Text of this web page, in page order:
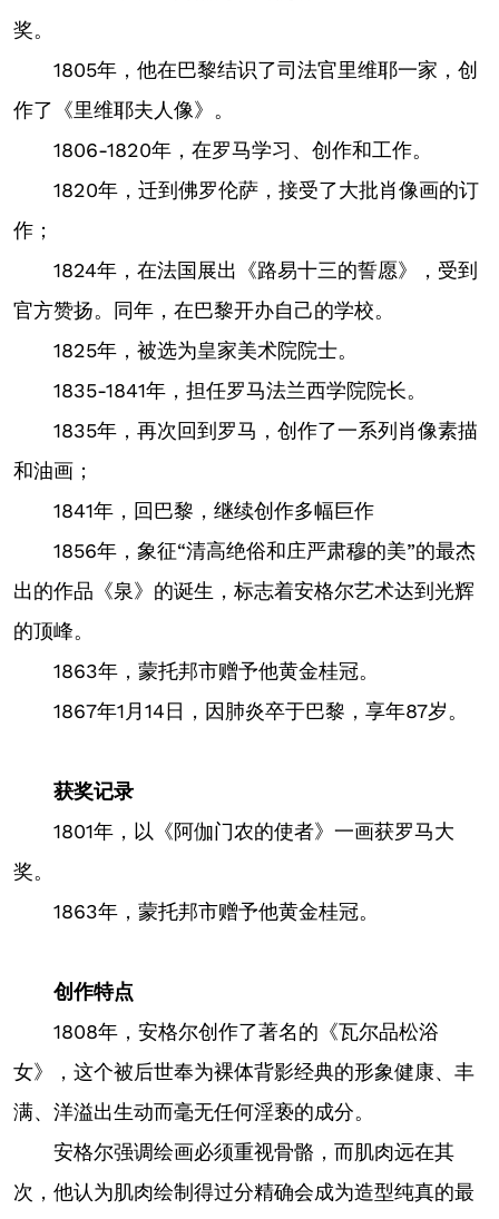
奖。
1805年，他在巴黎结识了司法官里维耶一家，创
作了《里维耶夫人像》。
1806-1820年，在罗马学习、创作和工作。
1820年，迁到佛罗伦萨，接受了大批肖像画的订
作；
1824年，在法国展出《路易十三的誓愿》，受到
官方赞扬。同年，在巴黎开办自己的学校。
1825年，被选为皇家美术院院士。
1835-1841年，担任罗马法兰西学院院长。
1835年，再次回到罗马，创作了一系列肖像素描
和油画；
1841年，回巴黎，继续创作多幅巨作
1856年，象征“清高绝俗和庄严肃穆的美”的最杰
出的作品《泉》的诞生，标志着安格尔艺术达到光辉
的顶峰。
1863年，蒙托邦市赠予他黄金桂冠。
1867年1月14日，因肺炎卒于巴黎，享年87岁。
获奖记录
1801年，以《阿伽门农的使者》一画获罗马大
奖。
1863年，蒙托邦市赠予他黄金桂冠。
创作特点
1808年，安格尔创作了著名的《瓦尔品松浴
女》，这个被后世奉为裸体背影经典的形象健康、丰
满、洋溢出生动而毫无任何淫亵的成分。
安格尔强调绘画必须重视骨骼，而肌肉远在其
次，他认为肌肉绘制得过分精确会成为造型纯真的最